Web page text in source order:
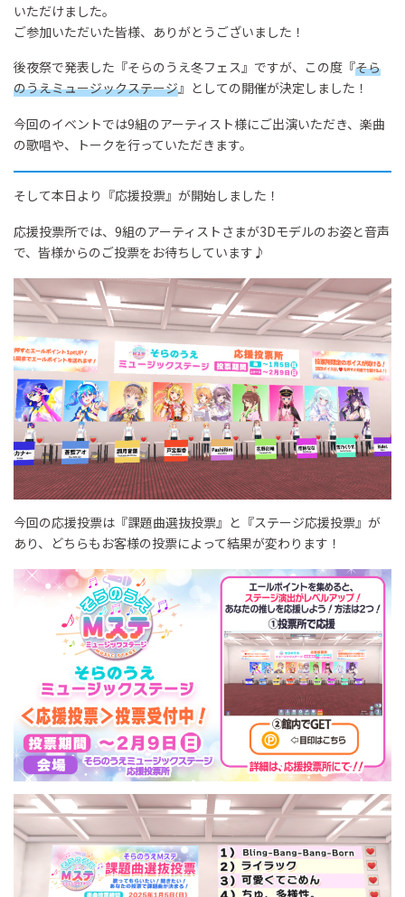
いただけました。
ご参加いただいた皆様、ありがとうございました！
後夜祭で発表した『そらのうえ冬フェス』ですが、この度『そら
のうえミュージックステージ』としての開催が決定しました！
今回のイベントでは9組のアーティスト様にご出演いただき、楽曲
の歌唱や、トークを行っていただきます。
そして本日より『応援投票』が開始しました！
応援投票所では、9組のアーティストさまが3Dモデルのお姿と音声
で、皆様からのご投票をお待ちしています♪
今回の応援投票は『課題曲選抜投票』と『ステージ応援投票』が
あり、どちらもお客様の投票によって結果が変わります！